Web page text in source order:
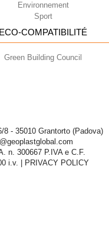
Environnement
Sport
ECO-COMPATIBILITÉ
Green Building Council
8 - 35010 Grantorto (Padova)
n. 300667 P.IVA e C.F.
i.v. |
PRIVACY POLICY